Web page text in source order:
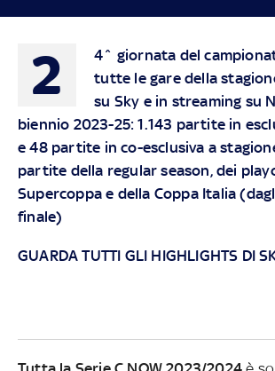
2
4^ giornata del
tutte le gare della
su Sky e in streaming su
biennio 2023-25: 1.143 partite in
e 48 partite in co-esclusiva a
partite della regular season, dei
Supercoppa e della Coppa Italia
finale)
GUARDA TUTTI GLI HIGHLIGHTS DI